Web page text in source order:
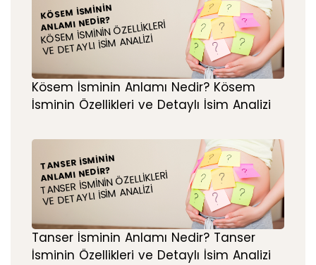
KÖSEM İSMININ
ANLAMI NEDIR?
KÖSEM İSMININ ÖZELLIKLERI
VE DETAYLI İSIM ANALIZI
Kösem İsminin Anlamı Nedir? Kösem
İsminin Özellikleri ve Detaylı İsim Analizi
TANSER İSMININ
ANLAMI NEDIR?
TANSER İSMININ ÖZELLIKLERI
VE DETAYLI İSIM ANALIZI
Tanser İsminin Anlamı Nedir? Tanser
İsminin Özellikleri ve Detaylı İsim Analizi